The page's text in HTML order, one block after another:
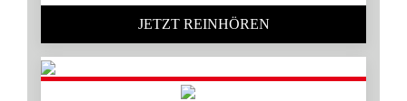
JETZT REINHÖREN